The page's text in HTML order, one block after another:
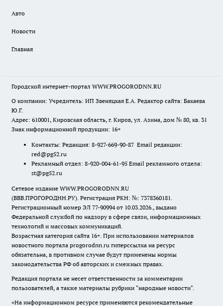
Авто
Новости
Главная
Городской интернет-портал WWW.PROGORODNN.RU
О компании: Учредитель: ИП Звеняцкая Е.А. Редактор сайта: Бакаева
Ю.Г.
Адрес: 610001, Кировская область, г. Киров, ул. Азина, дом № 80, кв. 31
Знак информационной продукции: 16+
Контакты: Редакция: 8-927-669-90-87 Email редакции:
red@pg52.ru
Рекламный отдел: 8-920-004-61-95 Email рекламного отдела:
st@pg52.ru
Сетевое издание WWW.PROGORODNN.RU
(ВВВ.ПРОГОРОДНН.РУ). Регистрация РКН: №: 7378360181.
Регистрационный номер ЭЛ 77-90994 от 10.03.2026., выдано
Федеральной службой по надзору в сфере связи, информационных
технологий и массовых коммуникаций.
Возрастная категория сайта 16+. При использовании материалов
новостного портала progorodnn.ru гиперссылка на ресурс
обязательна, в противном случае будут применены нормы
законодательства РФ об авторских и смежных правах.
Редакция портала не несет ответственности за комментарии
пользователей, а также материалы рубрики "народные новости".
«На информационном ресурсе применяются рекомендательные